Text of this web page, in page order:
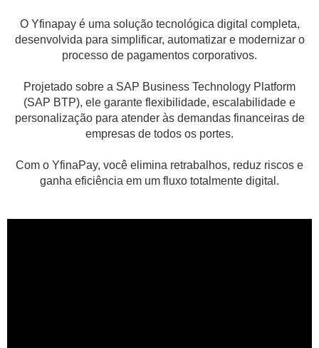
O Yfinapay é uma solução tecnológica digital completa,
desenvolvida para simplificar, automatizar e modernizar o
processo de pagamentos corporativos.
Projetado sobre a SAP Business Technology Platform
(SAP BTP), ele garante flexibilidade, escalabilidade e
personalização para atender às demandas financeiras de
empresas de todos os portes.
Com o YfinaPay, você elimina retrabalhos, reduz riscos e
ganha eficiência em um fluxo totalmente digital.